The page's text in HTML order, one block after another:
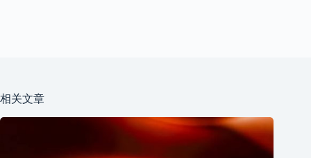
相关文章